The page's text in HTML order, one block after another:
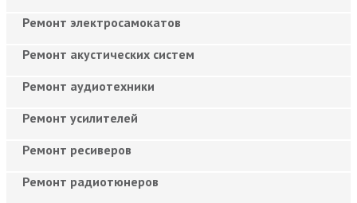
Ремонт электросамокатов
Ремонт акустических систем
Ремонт аудиотехники
Ремонт усилителей
Ремонт ресиверов
Ремонт радиотюнеров